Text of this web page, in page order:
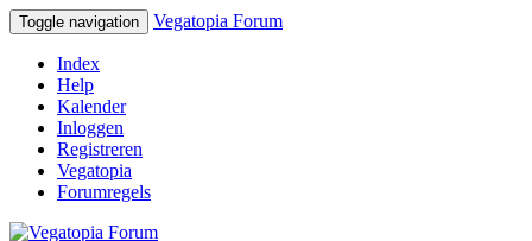
Toggle navigation Vegatopia Forum
Index
Help
Kalender
Inloggen
Registreren
Vegatopia
Forumregels